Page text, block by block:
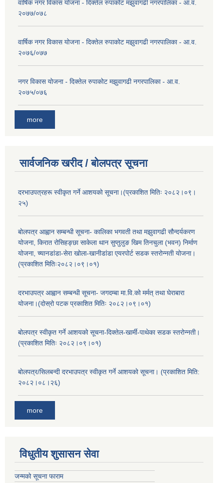
वार्षिक नगर विकास योजना - दिक्तेल रुपाकोट मझुवागढी नगरपालिका - आ.व.
२०७७/०७८
वार्षिक नगर विकास योजना - दिक्तेल रुपाकोट मझुवागढी नगरपालिका - आ.व.
२०७६/०७७
नगर विकास योजना - दिक्तेल रुपाकोट मझुवागढी नगरपालिका - आ.व.
२०७५/०७६
more
सार्वजनिक खरीद / बोलपत्र सूचना
दरभाउपत्रहरू स्वीकृत गर्ने आशयको सूचना।(प्रकाशित मितिः २०८२।०९।
२५)
बोलपत्र आह्वान सम्बन्धी सूचना- कालिका भगवती तथा मझुवागढी सौन्दर्यकरण
योजना, किरात रोसिहङ्छा साकेला थान सुप्तुलुङ खिम तिनचुला (भवन) निर्माण
योजना, च्यानडांडा-सेरा खोला-खानीडांडा एयरपोर्ट सडक स्तरोन्नती योजना।
(प्रकाशित मितिः२०८२।०९।०१)
दरभाउपत्र आह्वान सम्बन्धी सूचना- जगदम्बा मा.वि.को मर्मत् तथा घेराबारा
योजना।(दोस्रो पटक प्रकाशित मितिः २०८२।०९।०१)
बोलपत्र स्वीकृत गर्ने आशयको सूचना-दिक्तेल-खार्मी-पाथेका सडक स्तरोन्नती।
(प्रकाशित मितिः २०८२।०९।०१)
बोलपत्र/सिलबन्दी दरभाउपत्र स्वीकृत गर्ने आशयको सूचना। (प्रकाशित मिति:
२०८२।०८।२६)
more
विधुतीय शुसासन सेवा
जन्मको सूचना फाराम